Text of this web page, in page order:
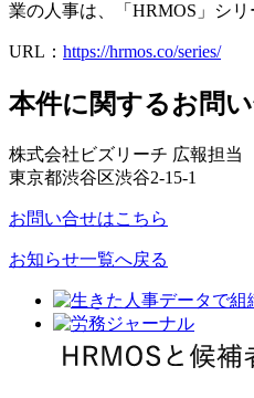
業の人事は、「HRMOS」シ
URL： https://hrmos.co/series/
本件に関するお問
株式会社ビズリーチ 広報担当
東京都渋谷区渋谷2-15-1
お問い合せはこちら
お知らせ一覧へ戻る